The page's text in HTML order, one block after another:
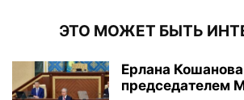
ЭТО МОЖЕТ БЫТЬ
Ерлана
председателем